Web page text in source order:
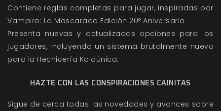
Contiene reglas completas para jugar, inspiradas por
Vampiro: La Mascarada Edición 20º Aniversario
Presenta nuevas y actualizadas opciones para los
jugadores, incluyendo un sistema brutalmente nuevo
para la Hechicería Koldúnica.
HAZTE CON LAS CONSPIRACIONES CAINITAS
Sigue de cerca todas las novedades y avances sobre